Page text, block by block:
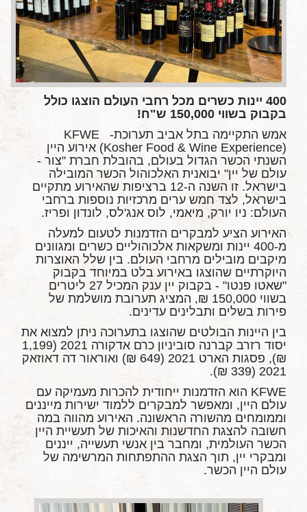
400 יינות כשרים מכל רחבי העולם הוצגו כולל
בקבוק בשווי 150,000 ש"ח!
אמש התקיימה בתל אביב תערוכת- KFWE
(Kosher Food & Wine Experience) אירוע היין
השנתי הכשר הגדול בעולם, בהובלת חברת "צור -
עולם של יין" יבואנית האלכוהול הכשר המובילה
בישראל. זו השנה ה-12 ברציפות שהאירוע מתקיים
בישראל, לצד חמש ערים מרכזיות נוספות ברחבי
העולם: ניו יורק, מיאמי, לוס אנג'לס, לונדון ופריז.
האירוע הציע למבקרים הזדמנות לטעום למעלה
מ-400 יינות ומשקאות אלכוהוליים כשרים ומגוונים
מיקבים מובילים מרחבי העולם. בין שלל האוצרות
היוקרתיים שהוצגו באירוע בלט במיוחד בקבוק
"שאטו פנטו" - בקבוק יין ענק המכיל 27 ליטרים
בשווי 150,000 ₪, המציג תערובת מושלמת של
פירות בשלים ותבלינים עדינים.
בין היינות הבולטים שהוצגו בתערוכה ניתן למצוא את
יסוד רזרב קברנה סוביניון כרם אדקורה 2021 (1,199
₪), פסגות הארט 2021 (649 ₪) ואוראור דה דאוזאק
2021 (339 ₪).
KFWE הוא הזדמנות ייחודית להכרות מעמיקה עם
עולם היין, ומאפשר למבקרים ללמוד ישירות מייננים
וממומחים מהשורה הראשונה. האירוע מהווה במה
חשובה להצגת החדשנות והאיכות של תעשיית היין
הכשר העולמית, ומחבר בין אנשי תעשייה, ייננים
ומבקרי יין, תוך הצגת ההתפתחות המרשימה של
עולם היין הכשר.